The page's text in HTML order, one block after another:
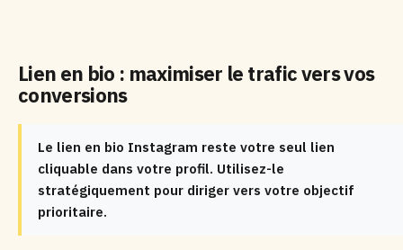
Lien en bio : maximiser le trafic vers vos
conversions
Le lien en bio Instagram reste votre seul lien
cliquable dans votre profil. Utilisez-le
stratégiquement pour diriger vers votre objectif
prioritaire.